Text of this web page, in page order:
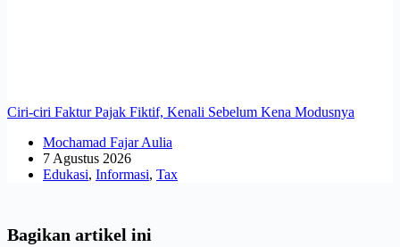
Ciri-ciri Faktur Pajak Fiktif, Kenali Sebelum Kena Modusnya
Mochamad Fajar Aulia
7 Agustus 2026
Edukasi, Informasi, Tax
Bagikan artikel ini